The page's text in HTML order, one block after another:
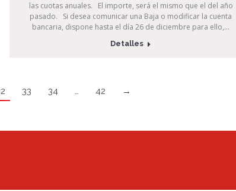
las cuotas anuales. El importe, será el mismo que el del año
pasado. Si desea comunicar una Baja o modificar la cuenta
bancaria, dispone hasta el día 26 de diciembre para ello,…
Detalles
33 34 … 42 →